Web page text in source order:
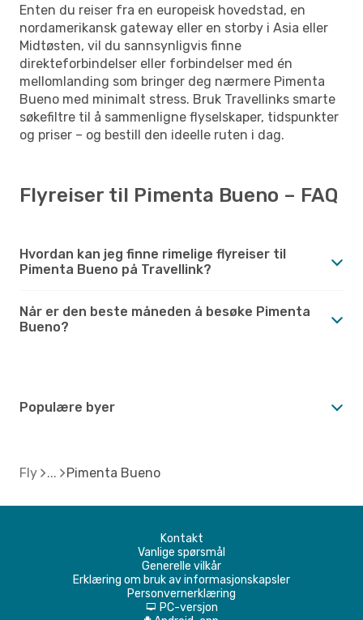
Enten du reiser fra en europeisk hovedstad, en
nordamerikansk gateway eller en storby i Asia eller
Midtøsten, vil du sannsynligvis finne
direkteforbindelser eller forbindelser med én
mellomlanding som bringer deg nærmere Pimenta
Bueno med minimalt stress. Bruk Travellinks smarte
søkefiltre til å sammenligne flyselskaper, tidspunkter
og priser – og bestill den ideelle ruten i dag.
Flyreiser til Pimenta Bueno – FAQ
Hvordan kan jeg finne rimelige flyreiser til
Pimenta Bueno på Travellink?
Når er den beste måneden å besøke Pimenta
Bueno?
Populære byer
Fly Pimenta Bueno
Kontakt
Vanlige spørsmål
Generelle vilkår
Erklæring om bruk av informasjonskapsler
Personvernerklæring
d PC-versjon